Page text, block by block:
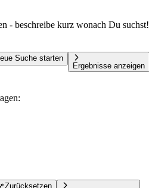
- beschreibe kurz wonach Du suchst!
Suche starten
Ergebnisse anzeigen
Zurücksetzen